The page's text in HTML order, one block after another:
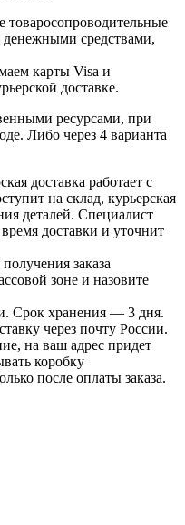
денежными средствами,
карты Visa и
доставке.
ресурсами, при
Либо через 4 варианта
доставка работает с
на склад, курьерская
деталей. Специалист
доставки и уточнит
заказа
зоне и назовите
Срок хранения — 3 дня.
через почту России.
на ваш адрес придет
коробку
после оплаты заказа.